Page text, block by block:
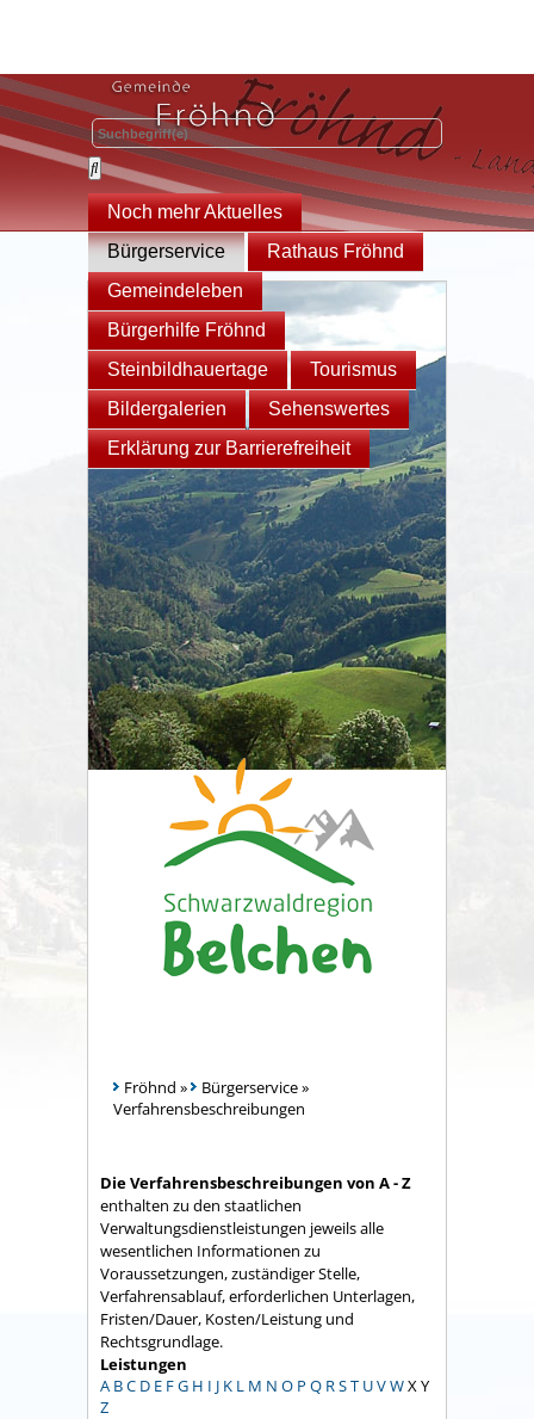
Noch mehr Aktuelles
Bürgerservice
Rathaus Fröhnd
Gemeindeleben
Bürgerhilfe Fröhnd
Steinbildhauertage
Tourismus
Bildergalerien
Sehenswertes
Erklärung zur Barrierefreiheit
Fröhnd » Bürgerservice»
Verfahrensbeschreibungen
Die Verfahrensbeschreibungen von A - Z
enthalten zu den staatlichen
Verwaltungsdienstleistungen jeweils alle
wesentlichen Informationen zu
Voraussetzungen, zuständiger Stelle,
Verfahrensablauf, erforderlichen Unterlagen,
Fristen/Dauer, Kosten/Leistung und
Rechtsgrundlage.
Leistungen
A BC D E FG H I J K L M N O P Q RST UVWX Y
Z